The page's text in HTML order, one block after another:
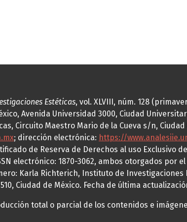
Estéticas, vol. XLVIII, núm. 128
Avenida Universidad 3000, Ciudad
Circuito Maestro Mario de la Cueva s/n,
; dirección electrónica: https://
de Reserva de Derechos al uso Exclusivo
electrónico: 1870-3062, ambos otorgados
Karla Richterich, Instituto de
Ciudad de México. Fecha de última
total o parcial de los contenidos e